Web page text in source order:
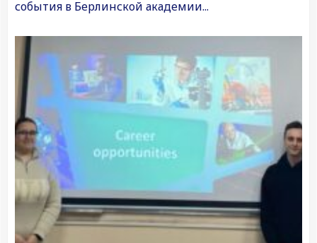
события в Берлинской академии...